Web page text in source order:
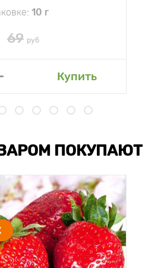
10 г
69 руб
Купить
ПОКУПАЮТ